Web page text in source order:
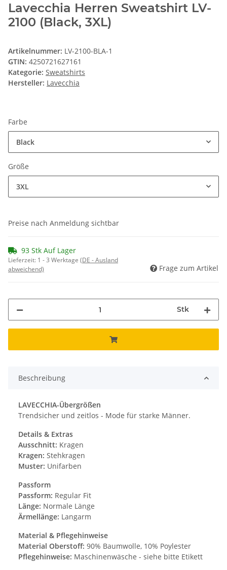
Lavecchia Herren Sweatshirt LV-
2100 (Black, 3XL)
Artikelnummer: LV-2100-BLA-1
GTIN: 4250721627161
Kategorie: Sweatshirts
Hersteller: Lavecchia
Farbe
Black
Größe
3XL
Preise nach Anmeldung sichtbar
93 Stk Auf Lager
Lieferzeit: 1 - 3 Werktage (DE - Ausland
abweichend)
Frage zum Artikel
Stk
Beschreibung
LAVECCHIA-Übergrößen
Trendsicher und zeitlos - Mode für starke Männer.
Details & Extras
Ausschnitt: Kragen
Kragen: Stehkragen
Muster: Unifarben
Passform
Passform: Regular Fit
Länge: Normale Länge
Ärmellänge: Langarm
Material & Pflegehinweise
Material Oberstoff: 90% Baumwolle, 10% Poylester
Pflegehinweise: Maschinenwäsche - siehe bitte Etikett